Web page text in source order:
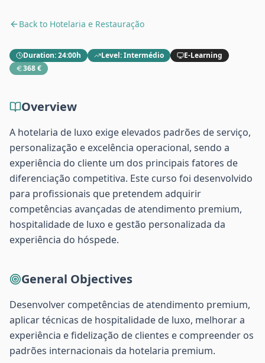
Back to Hotelaria e Restauração
Duration:24:00h Level:Intermédio
E-Learning
368 €
Overview
A hotelaria de luxo exige elevados padrões de serviço,
personalização e excelência operacional, sendo a
experiência do cliente um dos principais fatores de
diferenciação competitiva. Este curso foi desenvolvido
para profissionais que pretendem adquirir
competências avançadas de atendimento premium,
hospitalidade de luxo e gestão personalizada da
experiência do hóspede.
General Objectives
Desenvolver competências de atendimento premium,
aplicar técnicas de hospitalidade de luxo, melhorar a
experiência e fidelização de clientes e compreender os
padrões internacionais da hotelaria premium.